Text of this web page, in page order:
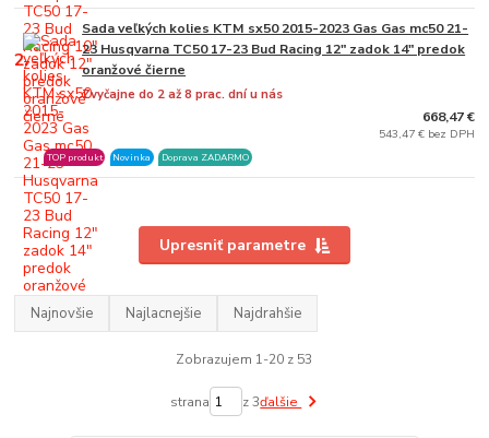
2.
Sada veľkých kolies KTM sx50 2015-2023 Gas Gas mc50 21-
23 Husqvarna TC50 17-23 Bud Racing 12" zadok 14" predok
oranžové čierne
Zvyčajne do 2 až 8 prac. dní u nás
TOP produkt Novinka Doprava ZADARMO
668,47 €
543,47 € bez DPH
Upresniť parametre
Najnovšie Najlacnejšie Najdrahšie
Zobrazujem 1-20 z 53
strana z 3ďalšie